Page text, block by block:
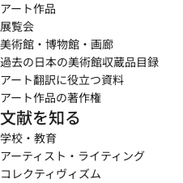
アート作品
展覧会
美術館・博物館・画廊
過去の日本の美術館収蔵品目録
アート翻訳に役立つ資料
アート作品の著作権
文献を知る
学校・教育
アーティスト・ライティング
コレクティヴィズム